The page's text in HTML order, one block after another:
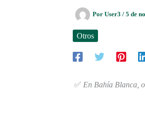
Por User3 / 5 de
Otros
✅ En Bahía Blanca,